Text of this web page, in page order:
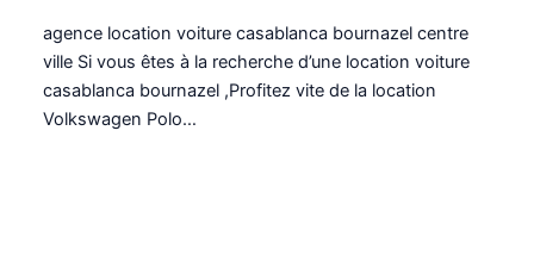
agence location voiture casablanca bournazel centre
ville Si vous êtes à la recherche d’une location voiture
casablanca bournazel ,Profitez vite de la location
Volkswagen Polo…